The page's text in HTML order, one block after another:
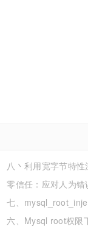
八丶利用宽字节特
零信任：应对人为
七、
写,udf mof系统命令执
六、Mysql root权限